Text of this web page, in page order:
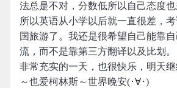
法总是不对，分数低所以自己态度也
所以英语从小学以后就一直很差，
国旅游了。我还是很希望自己能靠
流，而不是靠第三方翻译以及比划。
非常充实的一天，也很快乐，明天
～也爱柯林斯～世界晚安(･∀･)